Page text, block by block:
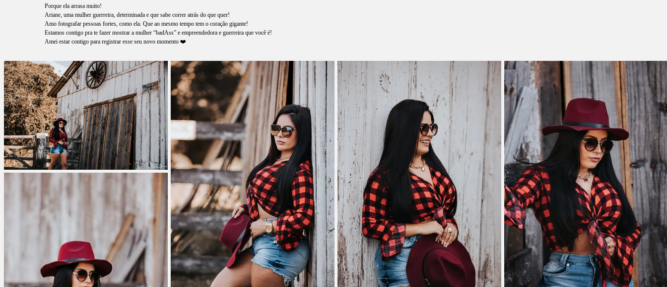
Porque ela arrasa muito!
Ariane, uma mulher guerreira, determinada e que sabe correr atrás do que quer!
Amo fotografar pessoas fortes, como ela. Que ao mesmo tempo tem o coração gigante!
Estamos contigo pra te fazer mostrar a mulher “badAss” e empreendedora e guerreira que você é!
Amei estar contigo para registrar esse seu novo momento ❤️